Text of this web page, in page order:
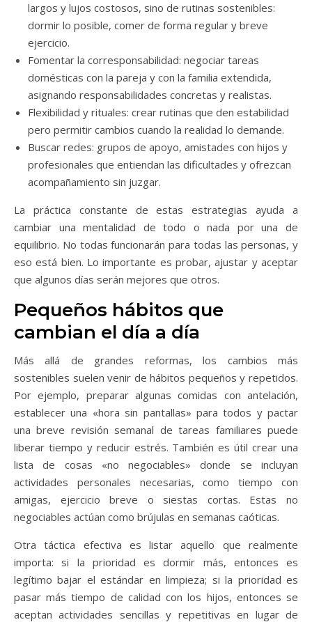
largos y lujos costosos, sino de rutinas sostenibles:
dormir lo posible, comer de forma regular y breve
ejercicio.
Fomentar la corresponsabilidad: negociar tareas
domésticas con la pareja y con la familia extendida,
asignando responsabilidades concretas y realistas.
Flexibilidad y rituales: crear rutinas que den estabilidad
pero permitir cambios cuando la realidad lo demande.
Buscar redes: grupos de apoyo, amistades con hijos y
profesionales que entiendan las dificultades y ofrezcan
acompañamiento sin juzgar.
La práctica constante de estas estrategias ayuda a
cambiar una mentalidad de todo o nada por una de
equilibrio. No todas funcionarán para todas las personas, y
eso está bien. Lo importante es probar, ajustar y aceptar
que algunos días serán mejores que otros.
Pequeños hábitos que
cambian el día a día
Más allá de grandes reformas, los cambios más
sostenibles suelen venir de hábitos pequeños y repetidos.
Por ejemplo, preparar algunas comidas con antelación,
establecer una «hora sin pantallas» para todos y pactar
una breve revisión semanal de tareas familiares puede
liberar tiempo y reducir estrés. También es útil crear una
lista de cosas «no negociables» donde se incluyan
actividades personales necesarias, como tiempo con
amigas, ejercicio breve o siestas cortas. Estas no
negociables actúan como brújulas en semanas caóticas.
Otra táctica efectiva es listar aquello que realmente
importa: si la prioridad es dormir más, entonces es
legítimo bajar el estándar en limpieza; si la prioridad es
pasar más tiempo de calidad con los hijos, entonces se
aceptan actividades sencillas y repetitivas en lugar de